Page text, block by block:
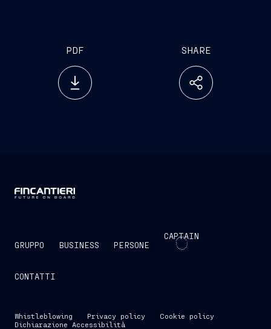
PDF SHARE
GRUPPO BUSINESS PERSONE
CAPTAIN
CONTATTI
Whistleblowing Privacy policy
Cookie policy
Dichiarazione Accessibilità